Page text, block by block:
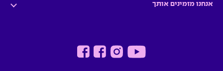
אנחנו מזמינים אותך